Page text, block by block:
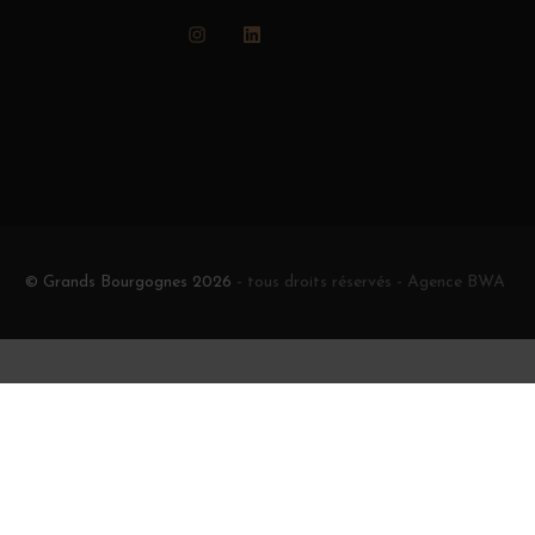
Instagram
© Grands Bourgognes 2026 - tous droits réservés - Agence BWA